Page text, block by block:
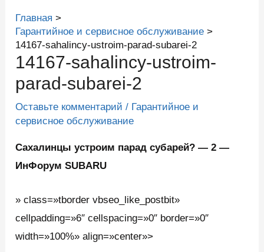
Главная
Гарантийное и сервисное обслуживание
14167-sahalincy-ustroim-parad-subarei-2
14167-sahalincy-ustroim-
parad-subarei-2
Оставьте комментарий / Гарантийное и
сервисное обслуживание
Сахалинцы устроим парад субарей? — 2 —
ИнФорум SUBARU
» class=»tborder vbseo_like_postbit»
cellpadding=»6″ cellspacing=»0″ border=»0″
width=»100%» align=»center»>